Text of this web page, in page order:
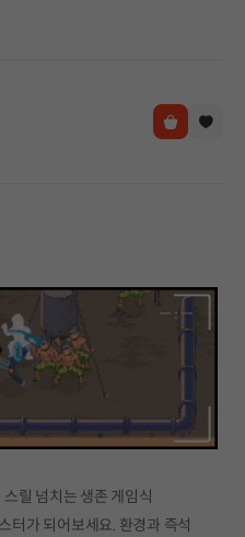
말
릴 넘치는 생존 게임식
터가 되어보세요. 환경과 즉석